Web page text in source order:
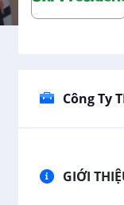
Công Ty
GIỚI